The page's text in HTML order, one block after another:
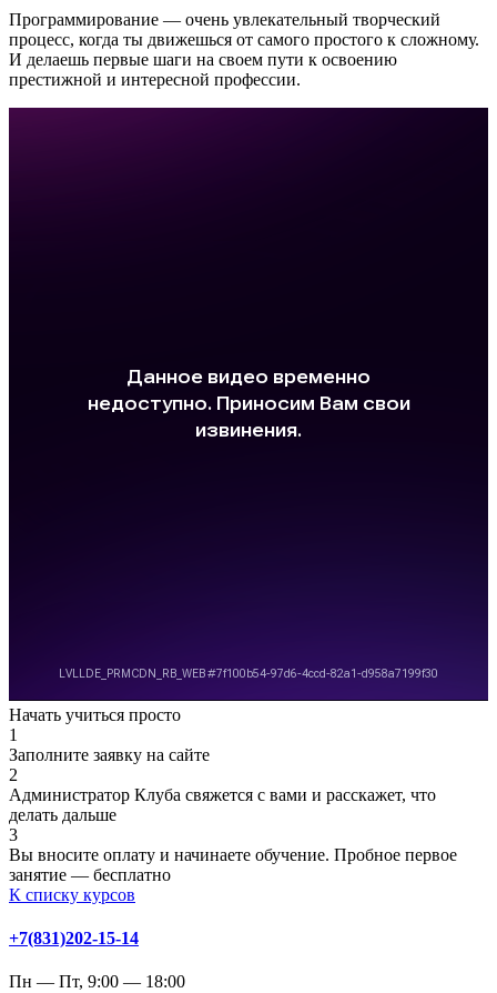
Программирование — очень увлекательный творческий
процесс, когда ты движешься от самого простого к сложному.
И делаешь первые шаги на своем пути к освоению
престижной и интересной профессии.
Начать учиться просто
1
Заполните заявку на сайте
2
Администратор Клуба свяжется с вами и расскажет, что
делать дальше
3
Вы вносите оплату и начинаете обучение. Пробное первое
занятие — бесплатно
К списку курсов
+7(831)202-15-14
Пн — Пт, 9:00 — 18:00